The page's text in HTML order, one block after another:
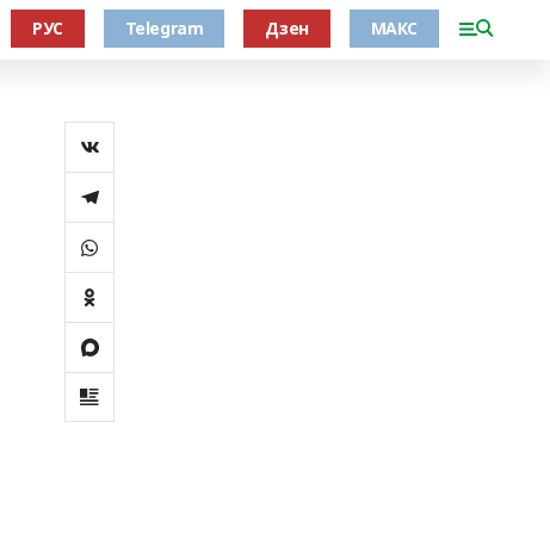
РУС Telegram Дзен МАКС